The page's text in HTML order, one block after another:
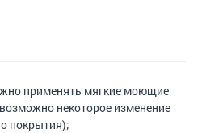
применять мягкие моющие
некоторое изменение
покрытия);